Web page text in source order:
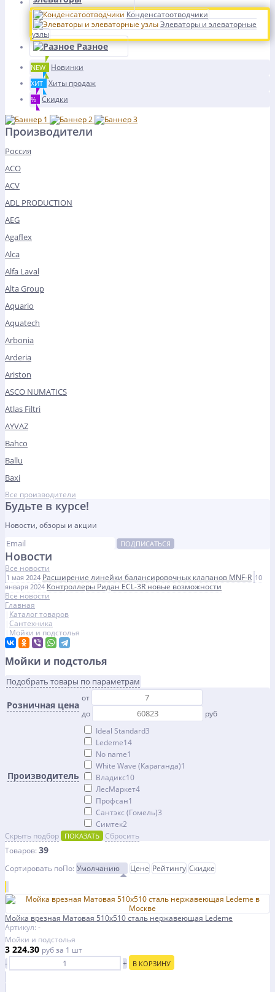
Конденсатоотводчики
Элеваторы и элеваторные
узлы
Разное
NEW Новинки
ХИТ Хиты продаж
% Скидки
Производители
Россия
ACO
ACV
ADL PRODUCTION
AEG
Agaflex
Alca
Alfa Laval
Alta Group
Aquario
Aquatech
Arbonia
Arderia
Ariston
ASCO NUMATICS
Atlas Filtri
AYVAZ
Bahco
Ballu
Baxi
Все производители
Будьте в курсе!
Новости, обзоры и акции
ПОДПИСАТЬСЯ
Новости
Все новости
1 мая 2024 Расширение линейки балансировочных клапанов MNF-R 10
января 2024 Контроллеры Ридан ECL-3R новые возможности
Все новости
Главная
Каталог товаров
Сантехника
Мойки и подстолья
Мойки и подстолья
Подобрать товары по параметрам
Розничная цена
от
до
руб
Производитель
Ideal Standard3
Ledeme14
No name1
White Wave (Караганда)1
Владикс10
ЛесМаркет4
Профсан1
Сантэкс (Гомель)3
Симтек2
Скрыть подбор
ПОКАЗАТЬ
Сбросить
Товаров: 39
Сортировать поПо: Умолчанию Цене Рейтингу Скидке
Мойка врезная Матовая 510х510 сталь нержавеющая Ledeme
Артикул: -
Мойки и подстолья
3 224.30 рубза 1 шт
-
+ В КОРЗИНУ